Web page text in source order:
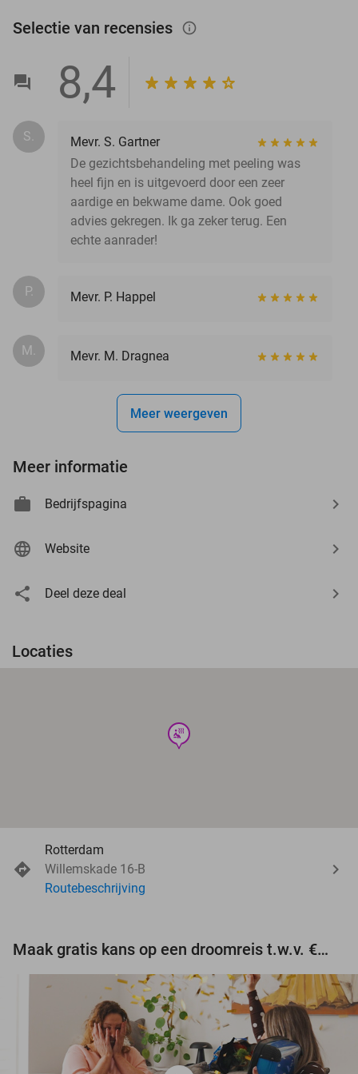
Selectie van recensies info_outlined
8,4
S.
Mevr. S. Gartner
De gezichtsbehandeling met peeling was
heel fijn en is uitgevoerd door een zeer
aardige en bekwame dame. Ook goed
advies gekregen. Ik ga zeker terug. Een
echte aanrader!
P. Mevr. P. Happel
M. Mevr. M. Dragnea
Meer weergeven
Meer informatie
Bedrijfspagina
Website
Deel deze deal
Locaties
wellness
Rotterdam
Willemskade 16-B
Routebeschrijving
Maak gratis kans op een droomreis t.w.v. €3.000!